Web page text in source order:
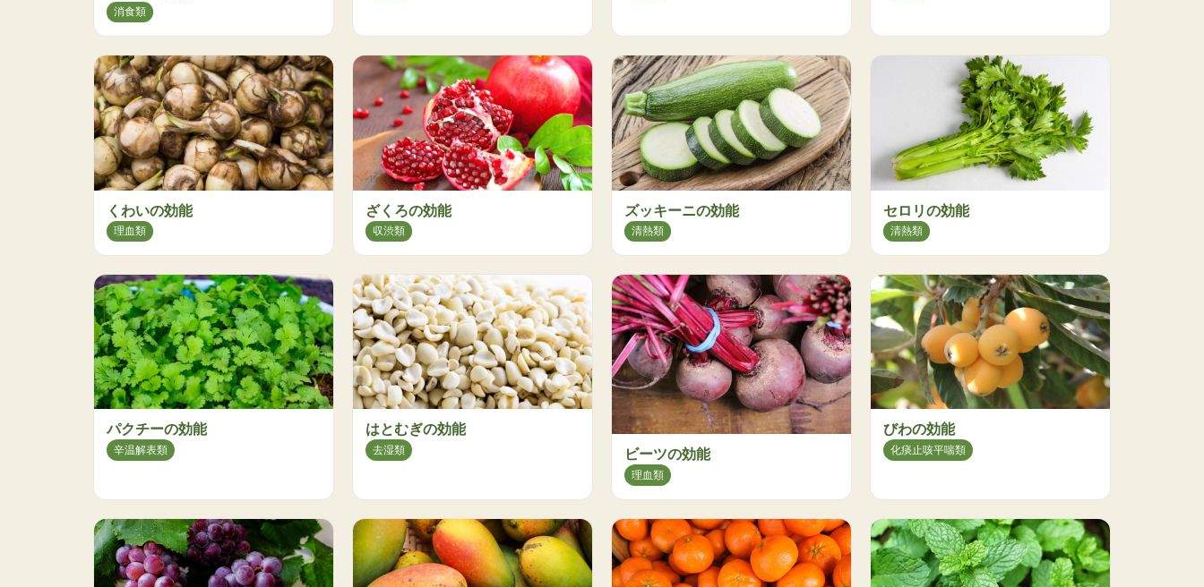
消食類
くわいの効能
理血類
ざくろの効能
収渋類
ズッキーニの効能
清熱類
セロリの効能
清熱類
パクチーの効能
辛温解表類
はとむぎの効能
去湿類 ビーツの効能
理血類
びわの効能
化痰止咳平喘類